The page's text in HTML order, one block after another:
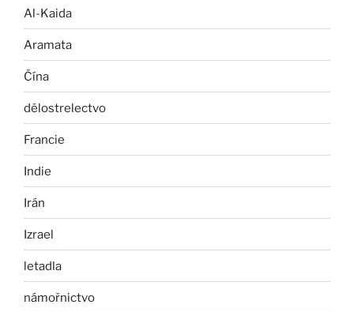
Al-Kaida
Aramata
Čína
dělostrelectvo
Francie
Indie
Irán
Izrael
letadla
námořnictvo